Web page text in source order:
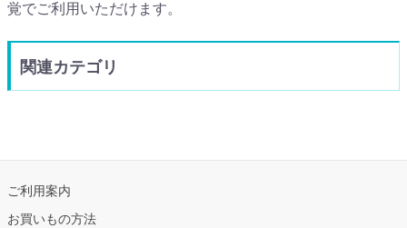
覚でご利用いただけます。
関連カテゴリ
ご利用案内
お買いもの方法